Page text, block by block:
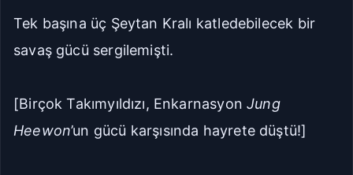
Tek başına üç Şeytan Kralı katledebilecek bir
savaş gücü sergilemişti.
[Birçok Takımyıldızı, EnkarnasyonJung
Heewon’un gücü karşısında hayrete düştü!]